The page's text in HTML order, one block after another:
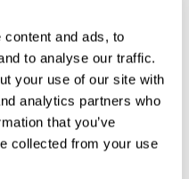
and ads, to
to analyse our traffic.
your use of our site with
analytics partners who
that you’ve
collected from your use
강화합니까?
작업을 수행하는 데 필요한
하면 다음에 그 상황에 직면
이 우리 뇌의 어려움을 덜어
통해 뇌가 적절하게 자극을
부와 같은 다른 활동을 더 쉽
인지 능력을 구체적으로 강
있습니다.